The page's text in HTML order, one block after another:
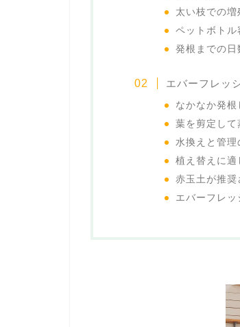
太い枝での増
ペットボトル
発根までの日
エバーフレッ
なかなか発根
葉を剪定して
水換えと管理
植え替えに適
赤玉土が推奨
エバーフレ